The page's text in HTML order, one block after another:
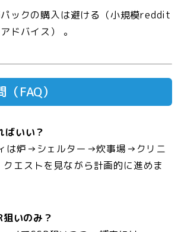
ックの購入は避ける（小規模reddit
ドバイス） 。
FAQ）
いい？
は炉→シェルター→炊事場→クリニ
エストを見ながら計画的に進めま
いのみ？